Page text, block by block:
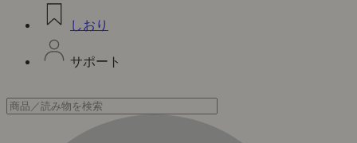
しおり
サポート